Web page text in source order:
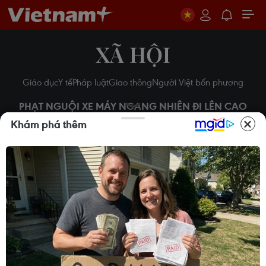
XÃ HỘI
Giáo dụcY tếPháp luậtGiao thôngNgười Việt bốn phương
PHẠT NGUỘI XE MÁY NGANG NHIÊN ĐI LÊN CAO
TỐC TRÊN CAO
Hà Nội: Phạt nguội xe máy
ngang nhiên đi lên cao tốc
trên cao
Sơn Bách
18/09/2015 09:45
Khám phá thêm